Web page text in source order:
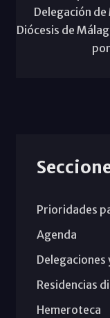
Delegación de
Diócesis de
Prioridades
Agenda
Residencias
Hemeroteca